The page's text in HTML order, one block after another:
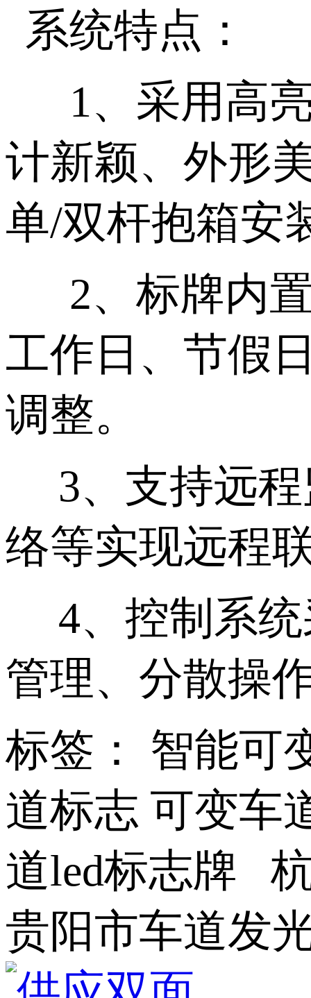
系统特点：
1、采用高
计新颖、外形
单/双杆抱箱安
2、标牌内
工作日、节假
调整。
3、支持远
络等实现远程
4、控制系
管理、分散操
标签： 智能可
道标志 可变车
道led标志牌
贵阳市车道发